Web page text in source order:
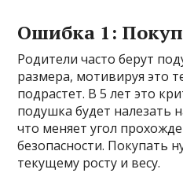
Ошибка 1:
Родители часто берут
размера, мотивируя это
подрастет. В 5 лет это
подушка будет налезать
что меняет угол
безопасности. Покупать
текущему росту и весу.